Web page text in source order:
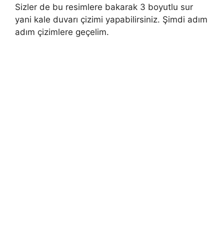
Sizler de bu resimlere bakarak 3 boyutlu sur
yani kale duvarı çizimi yapabilirsiniz. Şimdi adım
adım çizimlere geçelim.